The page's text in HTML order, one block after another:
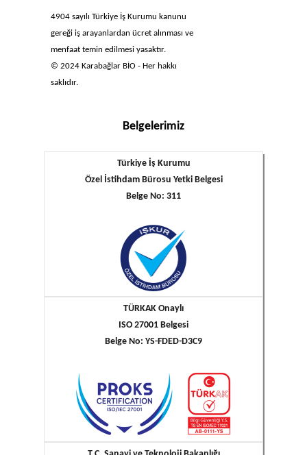
4904 sayılı Türkiye İş Kurumu kanunu
gereği iş arayanlardan ücret alınması ve
menfaat temin edilmesi yasaktır.
© 2024 Karabağlar BİO - Her hakkı
saklıdır.
Belgelerimiz
Türkiye İş Kurumu
Özel İstihdam Bürosu Yetki Belgesi
Belge No: 311
TÜRKAK Onaylı
ISO 27001 Belgesi
Belge No: YS-FDED-D3C9